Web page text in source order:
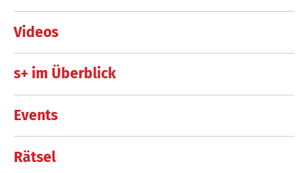
Videos
s+ im Überblick
Events
Rätsel